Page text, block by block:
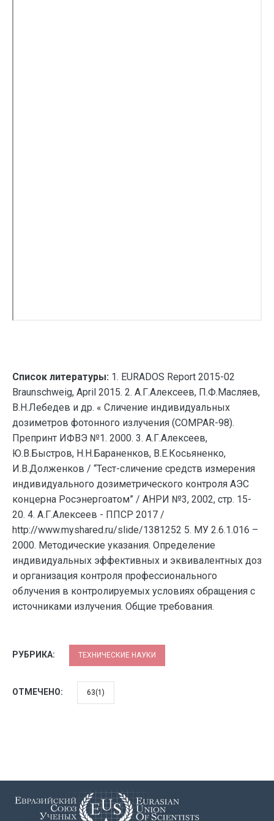
Список литературы: 1. EURADOS Report 2015-02
Braunschweig, April 2015. 2. А.Г.Алексеев, П.Ф.Масляев,
В.Н.Лебедев и др. « Сличение индивидуальных
дозиметров фотонного излучения (COMPAR-98).
Препринт ИФВЭ №1. 2000. 3. А.Г.Алексеев,
Ю.В.Быстров, Н.Н.Бараненков, В.Е.Косьяненко,
И.В.Долженков / “Тест-сличение средств измерения
индивидуального дозиметрического контроля АЭС
концерна Росэнергоатом” / АНРИ №3, 2002, стр. 15-
20. 4. А.Г.Алексеев - ППСР 2017 /
http://www.myshared.ru/slide/1381252 5. МУ 2.6.1.016 –
2000. Методические указания. Определение
индивидуальных эффективных и эквивалентных доз
и организация контроля профессионального
облучения в контролируемых условиях обращения с
источниками излучения. Общие требования.
РУБРИКА: ТЕХНИЧЕСКИЕ НАУКИ
ОТМЕЧЕНО: 63(1)